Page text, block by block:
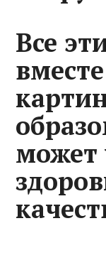
Все
может